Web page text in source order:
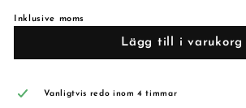
Inklusive moms
Lägg till i varukorg
Vanligtvis redo inom 4 timmar